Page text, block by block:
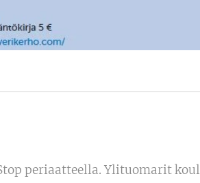
periaatteella. Ylituomarit